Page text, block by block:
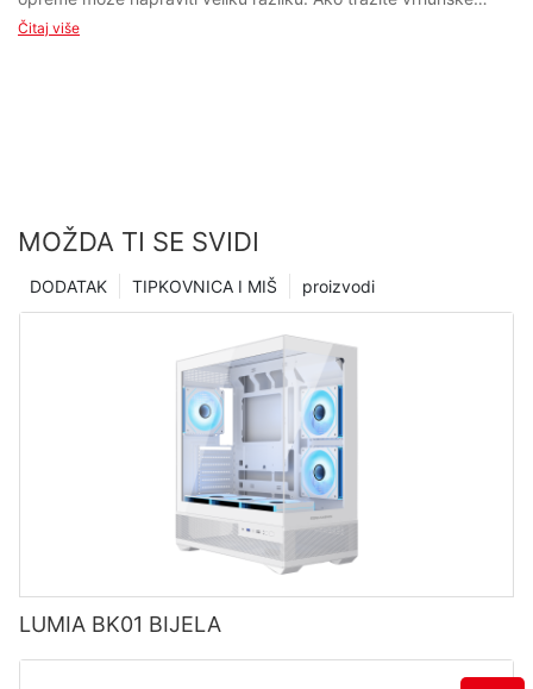
Čitaj više
MOŽDA TI SE SVIDI
proizvodi
TIPKOVNICA I MIŠ
DODATAK
LUMIA BK01 BIJELA